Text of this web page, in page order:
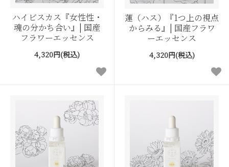
ハイビスカス『女性性・
魂の分かち合い』| 国産
フラワーエッセンス
4,320円(税込)
蓮（ハス）『1つ上の視点
からみる』| 国産フラワ
ーエッセンス
4,320円(税込)